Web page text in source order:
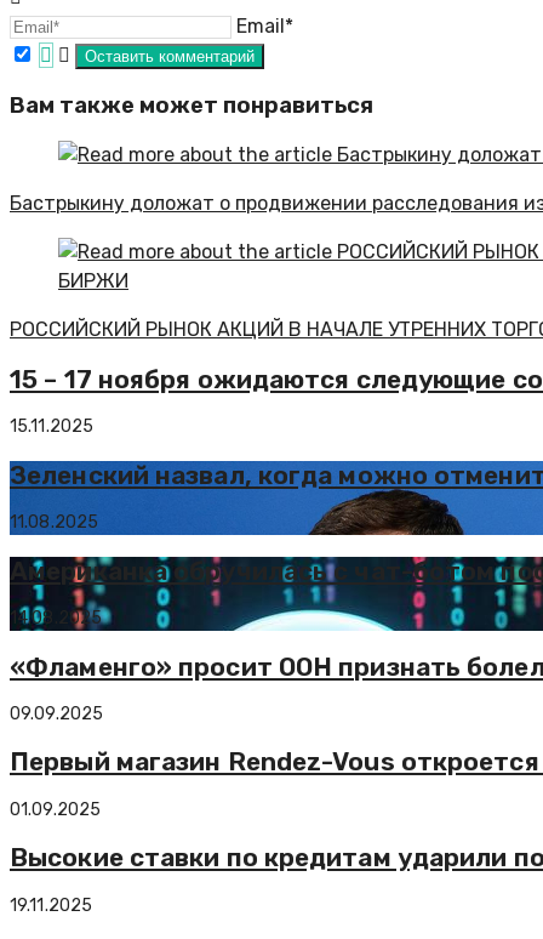
Email*
Вам также может понравиться
Бастрыкину доложат о продвижении расследования
РОССИЙСКИЙ РЫНОК АКЦИЙ В НАЧАЛЕ УТРЕННИХ
15 – 17 ноября ожидаются следующие
15.11.2025
Зеленский назвал, когда можно
11.08.2025
Американка обручилась с чат-ботом
14.08.2025
«Фламенго» просит ООН признать
09.09.2025
Первый магазин Rendez-Vous
01.09.2025
Высокие ставки по кредитам ударили
19.11.2025